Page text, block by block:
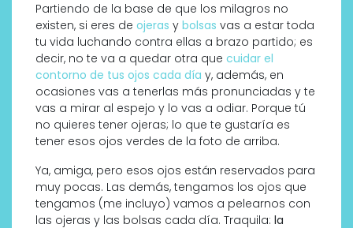
Partiendo de la base de que los milagros no
existen, si eres de ojeras y bolsas vas a estar toda
tu vida luchando contra ellas a brazo partido; es
decir, no te va a quedar otra que cuidar el
contorno de tus ojos cada día y, además, en
ocasiones vas a tenerlas más pronunciadas y te
vas a mirar al espejo y lo vas a odiar. Porque tú
no quieres tener ojeras; lo que te gustaría es
tener esos ojos verdes de la foto de arriba.
Ya, amiga, pero esos ojos están reservados para
muy pocas. Las demás, tengamos los ojos que
tengamos (me incluyo) vamos a pelearnos con
las ojeras y las bolsas cada día. Traquila: la